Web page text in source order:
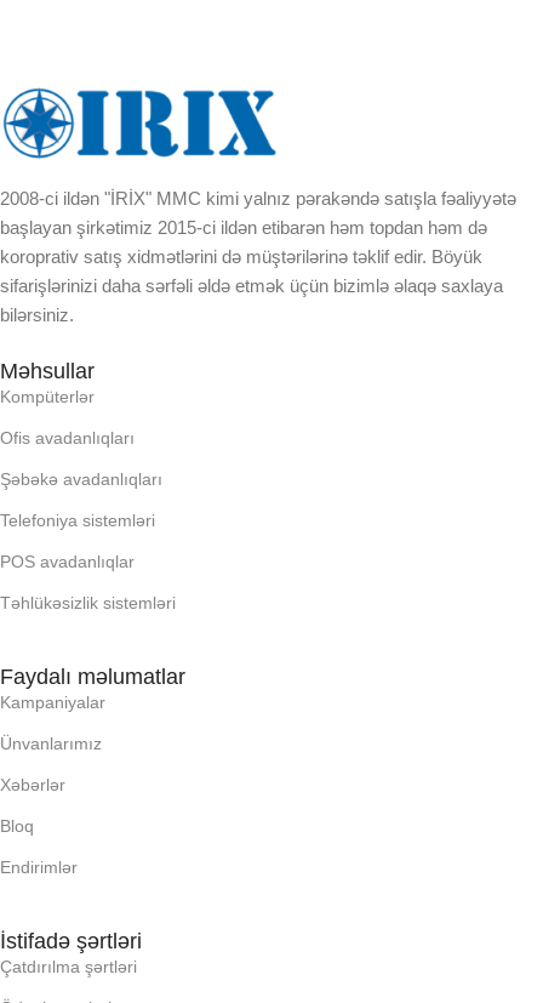
2008-ci ildən "İRİX" MMC kimi yalnız pərakəndə satışla fəaliyyətə
başlayan şirkətimiz 2015-ci ildən etibarən həm topdan həm də
koroprativ satış xidmətlərini də müştərilərinə təklif edir. Böyük
sifarişlərinizi daha sərfəli əldə etmək üçün bizimlə əlaqə saxlaya
bilərsiniz.
Məhsullar
Kompüterlər
Ofis avadanlıqları
Şəbəkə avadanlıqları
Telefoniya sistemləri
POS avadanlıqlar
Təhlükəsizlik sistemləri
Faydalı məlumatlar
Kampaniyalar
Ünvanlarımız
Xəbərlər
Bloq
Endirimlər
İstifadə şərtləri
Çatdırılma şərtləri